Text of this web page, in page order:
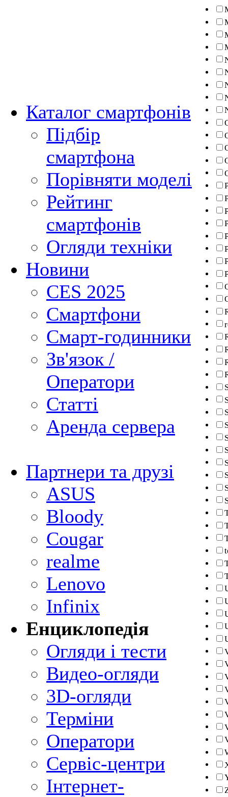
Каталог смартфонів
Підбір
смартфона
Порівняти моделі
Рейтинг
смартфонів
Огляди техніки
Новини
CES 2025
Смартфони
Смарт-годинники
Зв'язок /
Оператори
Статті
Аренда сервера
Партнери та друзі
ASUS
Bloody
Cougar
realme
Lenovo
Infinix
Енциклопедія
Огляди і тести
Видео-огляди
3D-огляди
Терміни
Оператори
Сервіс-центри
Інтернет-